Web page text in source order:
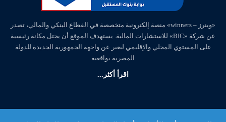
«وينرز – winners» منصة إلكترونية متخصصة في القطاع البنكي والمالي، تصدر
عن شركة «BIC» للاستشارات المالية. يستهدف الموقع أن يحتل مكانة رئيسية
على المستوي المحلي والإقليمي ليعبر عن واجهة الجمهورية الجديدة للدولة
المصرية بواقعية
اقرأ أكثر...